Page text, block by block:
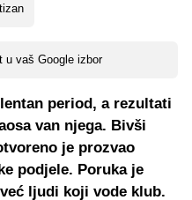
u vaš Google izbor
period, a rezultati
van njega. Bivši
je prozvao
podjele. Poruka je
ljudi koji vode klub.